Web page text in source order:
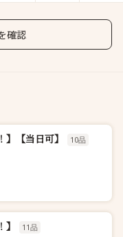
確認
【当日可】 10品
11品